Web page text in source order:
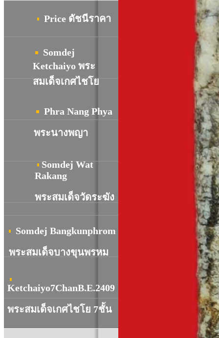
Price ดัชนีราคา
Somdej
Ketchaiyo พระ
สมเด็จเกศไชโย
Phra Nang Phya
พระนางพญา
Somdej Wat
Rakang
พระสมเด็จวัดระฆัง
Somdej Bangkunphrom
พระสมเด็จบางขุนพรหม
Ketchaiyo7ChanB.E.2409
พระสมเด็จเกศไชโย 7ชั้น